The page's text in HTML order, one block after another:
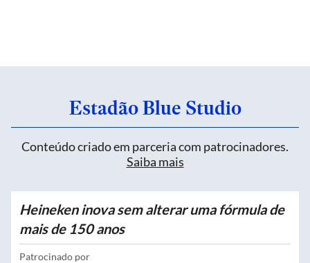
Estadão Blue Studio
Conteúdo criado em parceria com patrocinadores.
Saiba mais
Heineken inova sem alterar uma fórmula de
mais de 150 anos
Patrocinado por